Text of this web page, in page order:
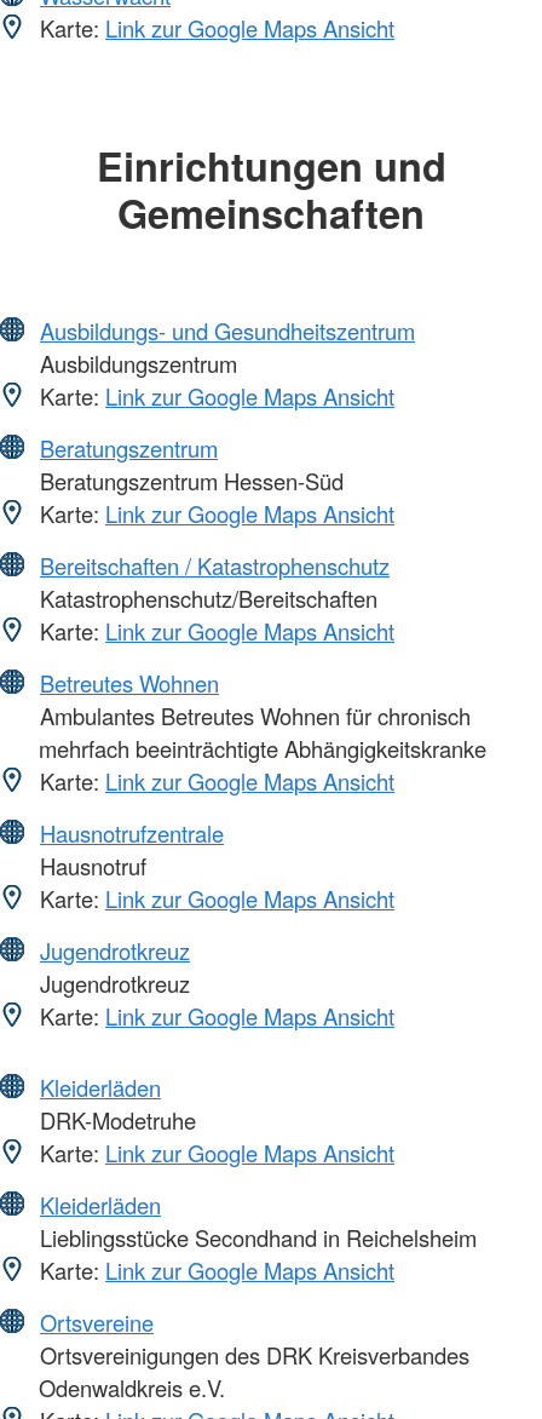
Karte: Link zur Google Maps Ansicht
Einrichtungen und
Gemeinschaften
Ausbildungs- und Gesundheitszentrum
Ausbildungszentrum
Karte: Link zur Google Maps Ansicht
Beratungszentrum
Beratungszentrum Hessen-Süd
Karte: Link zur Google Maps Ansicht
Bereitschaften / Katastrophenschutz
Katastrophenschutz/Bereitschaften
Karte: Link zur Google Maps Ansicht
Betreutes Wohnen
Ambulantes Betreutes Wohnen für chronisch
mehrfach beeinträchtigte Abhängigkeitskranke
Karte: Link zur Google Maps Ansicht
Hausnotrufzentrale
Hausnotruf
Karte: Link zur Google Maps Ansicht
Jugendrotkreuz
Jugendrotkreuz
Karte: Link zur Google Maps Ansicht
Kleiderläden
DRK-Modetruhe
Karte: Link zur Google Maps Ansicht
Kleiderläden
Lieblingsstücke Secondhand in Reichelsheim
Karte: Link zur Google Maps Ansicht
Ortsvereine
Ortsvereinigungen des DRK Kreisverbandes
Odenwaldkreis e.V.